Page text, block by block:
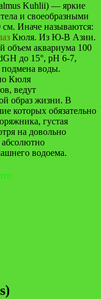
Kuhlii) — яркие
и своеобразными
Иначе называются:
Кюля. Из Ю-В Азии.
объем аквариума 100
до 15°, рН 6-7,
подмена воды.
Кюля
ведут
образ жизни. В
которых обязательно
густая
на довольно
водоема.